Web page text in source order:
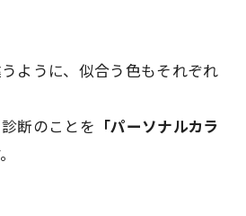
ように、似合う色もそれぞれ
断のことを 「パーソナルカラ